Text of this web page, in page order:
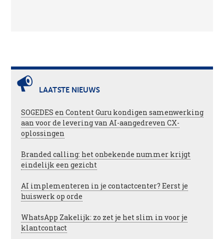
LAATSTE NIEUWS
SOGEDES en Content Guru kondigen samenwerking
aan voor de levering van AI-aangedreven CX-
oplossingen
Branded calling: het onbekende nummer krijgt
eindelijk een gezicht
AI implementeren in je contactcenter? Eerst je
huiswerk op orde
WhatsApp Zakelijk: zo zet je het slim in voor je
klantcontact